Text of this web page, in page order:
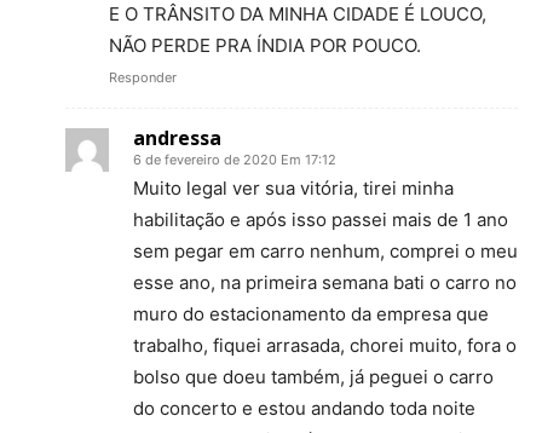
E O TRÂNSITO DA MINHA CIDADE É LOUCO,
NÃO PERDE PRA ÍNDIA POR POUCO.
Responder
andressa
6 de fevereiro de 2020 Em 17:12
Muito legal ver sua vitória, tirei minha
habilitação e após isso passei mais de 1 ano
sem pegar em carro nenhum, comprei o meu
esse ano, na primeira semana bati o carro no
muro do estacionamento da empresa que
trabalho, fiquei arrasada, chorei muito, fora o
bolso que doeu também, já peguei o carro
do concerto e estou andando toda noite